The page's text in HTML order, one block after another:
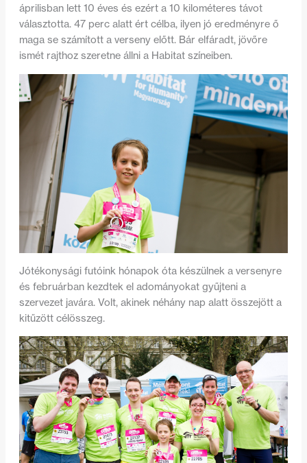
áprilisban lett 10 éves és ezért a 10 kilométeres távot
választotta. 47 perc alatt ért célba, ilyen jó eredményre ő
maga se számított a verseny előtt. Bár elfáradt, jövőre
ismét rajthoz szeretne állni a Habitat színeiben.
Jótékonysági futóink hónapok óta készülnek a versenyre
és februárban kezdtek el adományokat gyűjteni a
szervezet javára. Volt, akinek néhány nap alatt összejött a
kitűzött célösszeg.